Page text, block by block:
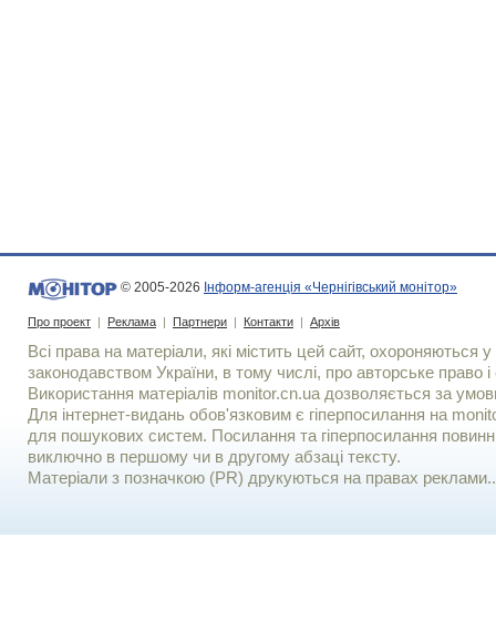
© 2005-2026 Інформ-агенція «Чернігівський монітор»
Про проект | Реклама | Партнери | Контакти | Архів
Всі права на матеріали, які містить цей сайт, охороняються у
законодавством України, в тому числі, про авторське право і
Використання матерiалiв monitor.cn.ua дозволяється за
Для iнтернет-видань обов'язковим є гiперпосилання на
для пошукових систем. Посилання та гіперпосилання
виключно в першому чи в другому абзаці тексту.
Матеріали з позначкою (PR) друкуються на правах реклами..